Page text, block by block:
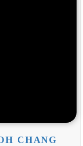
CHANG